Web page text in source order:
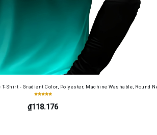
T-Shirt - Gradient Color, Polyester, Machine Washable, Round
₫118.176